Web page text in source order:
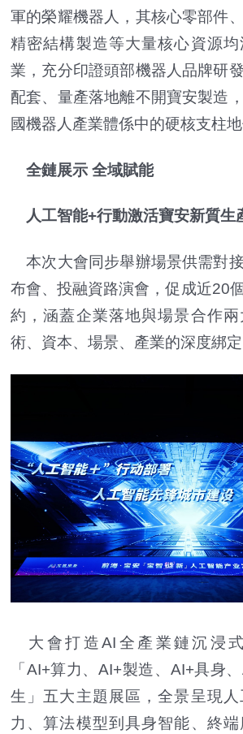
軍的榮耀機器人，其核心零部件
精密結構製造等大量核心資源
業，充分印證頭部機器人品牌研
配套、量產落地離不開寶安製造
國機器人產業體係中的硬核支柱地
全鏈展示 全域賦能
人工智能+行動激活寶安新質生
本次大會同步舉辦場景供需對
布會、投融資路演會，促成近20
約，涵蓋企業落地與場景合作
術、資本、場景、產業的深度綁定
大會打造AI全產業鏈沉浸
「AI+算力、AI+製造、AI+具身
生」五大主題展區，全景呈現
力、算法模型到具身智能、終